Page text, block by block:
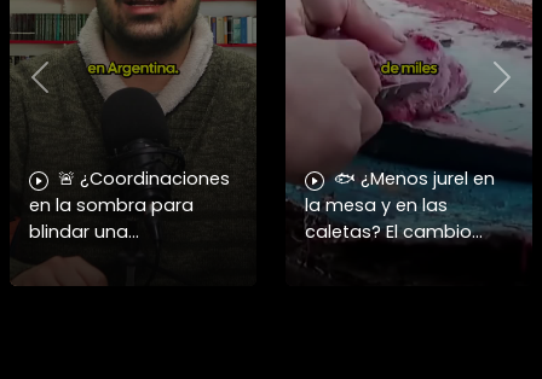
🚨 ¿Coordinaciones
en la sombra para
blindar una
candidatura
presidencial? Nuevos
🐟 ¿Menos jurel en
la mesa y en las
caletas? El cambio
climático y El Niño
alteran las aguas
Previous